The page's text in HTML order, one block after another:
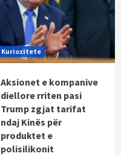
Kuriozitete
Aksionet e kompanive
diellore rriten pasi
Trump zgjat tarifat
ndaj Kinës për
produktet e
polisilikonit